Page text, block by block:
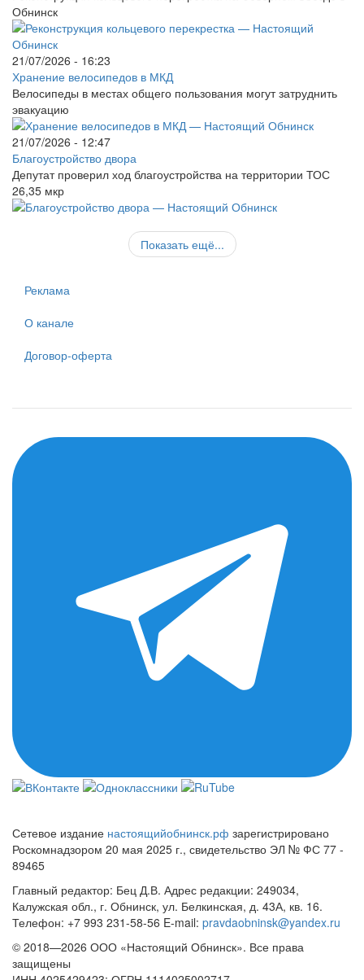
Обнинск
21/07/2026 - 16:23
Хранение велосипедов в МКД
Велосипеды в местах общего пользования могут затруднить
эвакуацию
21/07/2026 - 12:47
Благоустройство двора
Депутат проверил ход благоустройства на территории ТОС
26,35 мкр
Показать ещё...
Реклама
О канале
Договор-оферта
Сетевое издание настоящийобнинск.рф зарегистрировано
Роскомнадзором 20 мая 2025 г., свидетельство ЭЛ № ФС 77 -
89465
Главный редактор: Бец Д.В. Адрес редакции: 249034,
Калужская обл., г. Обнинск, ул. Белкинская, д. 43А, кв. 16.
Телефон: +7 993 231-58-56 E-mail: pravdaobninsk@yandex.ru
© 2018—2026 ООО «Настоящий Обнинск». Все права
защищены